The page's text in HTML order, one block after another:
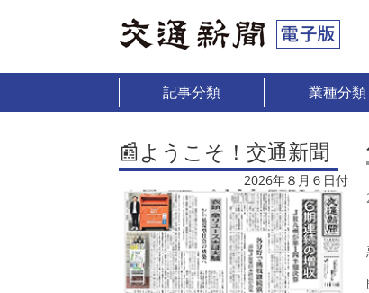
記事分類 業種分類
📰ようこそ！交通新聞
2026年８月６日付